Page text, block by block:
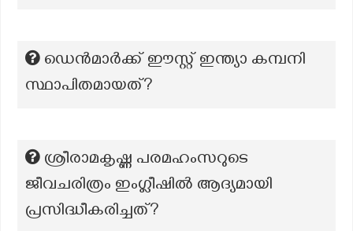
ഡെൻമാർക്ക് ഈസ്റ്റ് ഇന്ത്യാ കമ്പനി
സ്ഥാപിതമായത്?
ശ്രീരാമകൃഷ്ണ പരമഹംസറുടെ
ജീവചരിത്രം ഇംഗ്ലീഷിൽ ആദ്യമായി
പ്രസിദ്ധീകരിച്ചത്?